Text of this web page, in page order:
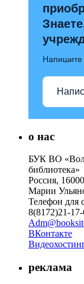
о нас
БУК ВО
библиотека»
Россия,
Марии
Телефон для
8(8172)21-
ВКонтакте
реклама